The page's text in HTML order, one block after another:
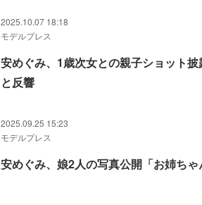
2025.10.07 18:18
モデルプレス
安めぐみ、1歳次女との親子ショット
と反響
2025.09.25 15:23
モデルプレス
安めぐみ、娘2人の写真公開「お姉ち